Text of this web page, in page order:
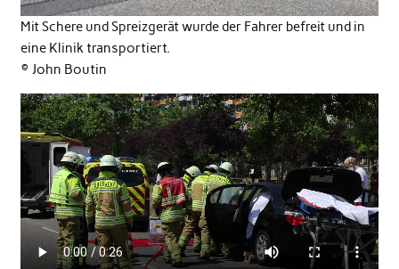
Mit Schere und Spreizgerät wurde der Fahrer befreit und in
eine Klinik transportiert.
©️ John Boutin